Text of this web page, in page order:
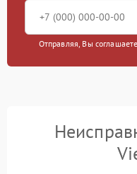
Отправляя, Вы